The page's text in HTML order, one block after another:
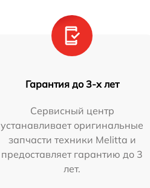
Гарантия до 3-х лет
Сервисный центр
устанавливает оригинальные
запчасти техники Melitta и
предоставляет гарантию до 3
лет.